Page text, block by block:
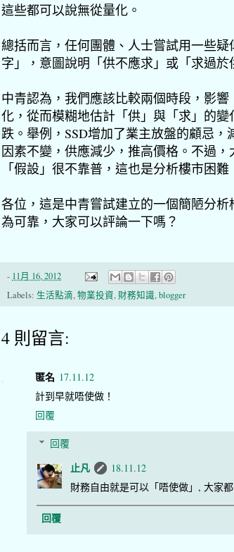
這些都可以說無從量化。
總括而言，任何團體、人士嘗試用一些
字」，意圖說明「供不應求」或「求過於
中青認為，我們應該比較兩個時段，影
化，從而模糊地估計「供」與「求」的
跌。舉例，SSD增加了業主放盤的顧忌
因素不變，供應減少，推高價格。不過
「假設」很不靠普，這也是分析樓市困難
各位，這是中青嘗試建立的一個簡陋分
為可靠，大家可以評論一下嗎？
- 11月 16, 2012
Labels: 生活點滴,物業投資, 財務知識,blogger
4 則留言:
匿名 17.11.12
計到早就唔使做！
回覆
回覆
止凡
18.11.12
財務自由就是可以「唔使做」, 大家
回覆